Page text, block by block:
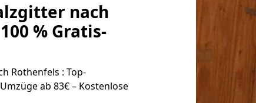
nach
% Gratis-
Rothenfels : Top-
ab 83€ – Kostenlose